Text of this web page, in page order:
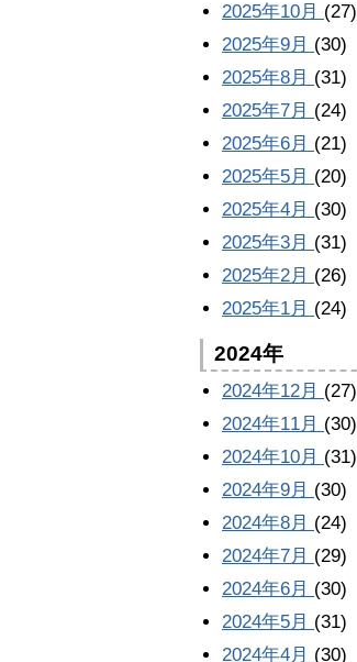
2025年10月 (27)
2025年9月 (30)
2025年8月 (31)
2025年7月 (24)
2025年6月 (21)
2025年5月 (20)
2025年4月 (30)
2025年3月 (31)
2025年2月 (26)
2025年1月 (24)
2024年
2024年12月 (27)
2024年11月 (30)
2024年10月 (31)
2024年9月 (30)
2024年8月 (24)
2024年7月 (29)
2024年6月 (30)
2024年5月 (31)
2024年4月 (30)